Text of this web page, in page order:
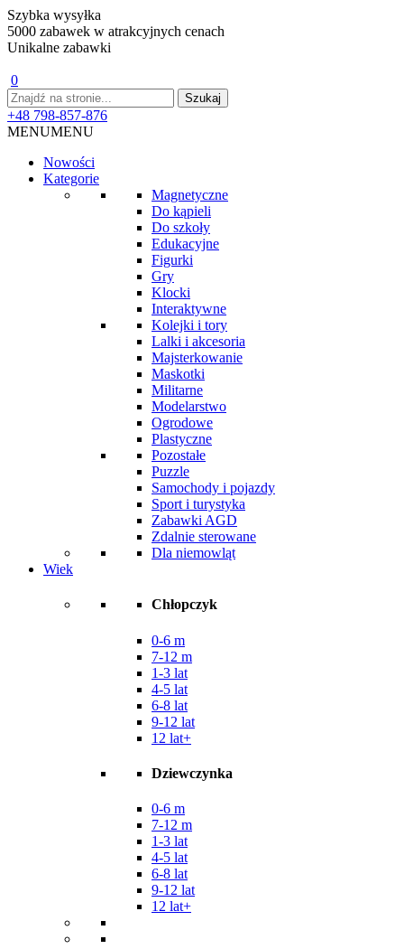
Szybka wysyłka
5000 zabawek w atrakcyjnych cenach
Unikalne zabawki
0
+48 798-857-876
MENUMENU
Nowości
Kategorie
Magnetyczne
Do kąpieli
Do szkoły
Edukacyjne
Figurki
Gry
Klocki
Interaktywne
Kolejki i tory
Lalki i akcesoria
Majsterkowanie
Maskotki
Militarne
Modelarstwo
Ogrodowe
Plastyczne
Pozostałe
Puzzle
Samochody i pojazdy
Sport i turystyka
Zabawki AGD
Zdalnie sterowane
Dla niemowląt
Wiek
Chłopczyk
0-6 m
7-12 m
1-3 lat
4-5 lat
6-8 lat
9-12 lat
12 lat+
Dziewczynka
0-6 m
7-12 m
1-3 lat
4-5 lat
6-8 lat
9-12 lat
12 lat+